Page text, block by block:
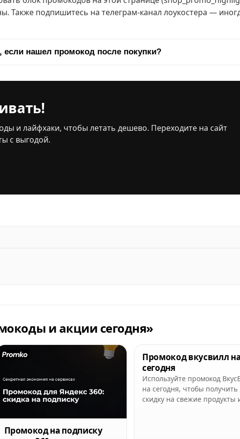
Также подпишитесь на телеграм-канал лоукостера —
если нашел промокод после покупки?
и лайфхаки, чтобы летать дешево. Переходите на сайт
с выгодой.
и акции сегодня»
Промокод на подписку
Промокод вкусвилл на
сегодня
Используйте промокод
на сегодня, чтобы получить
скидку на свежие продукты